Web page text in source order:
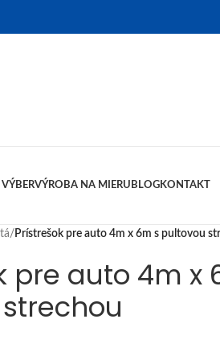
VÝBERVÝROBA NA MIERU BLOGKONTAKT
/ Prístrešok pre auto 4m x 6m s pultovou
pre auto 4m x